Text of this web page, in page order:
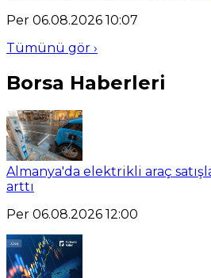
Per 06.08.2026 10:07
Tümünü gör ›
Borsa Haberleri
Almanya'da elektrikli araç
arttı
Per 06.08.2026 12:00